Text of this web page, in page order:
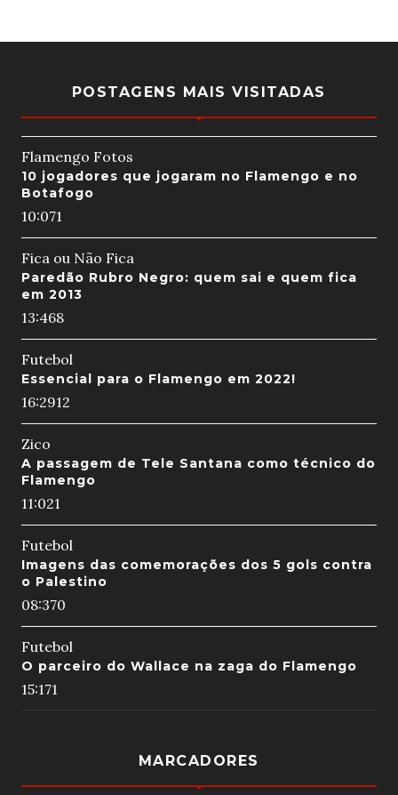
POSTAGENS MAIS VISITADAS
Flamengo Fotos
10 jogadores que jogaram no Flamengo e no
Botafogo
10:071
Fica ou Não Fica
Paredão Rubro Negro: quem sai e quem fica
em 2013
13:468
Futebol
Essencial para o Flamengo em 2022!
16:2912
Zico
A passagem de Tele Santana como técnico do
Flamengo
11:021
Futebol
Imagens das comemorações dos 5 gols contra
o Palestino
08:370
Futebol
O parceiro do Wallace na zaga do Flamengo
15:171
MARCADORES